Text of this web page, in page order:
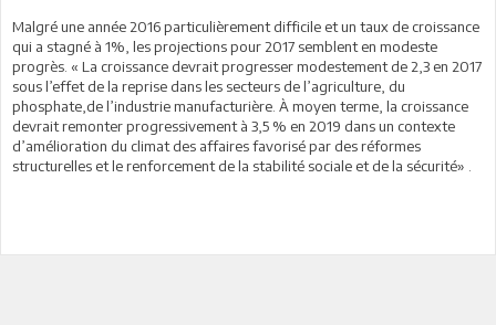
Malgré une année 2016 particulièrement difficile et un taux de croissance
qui a stagné à 1%, les projections pour 2017 semblent en modeste
progrès. « La croissance devrait progresser modestement de 2,3 en 2017
sous l’effet de la reprise dans les secteurs de l’agriculture, du
phosphate,de l’industrie manufacturière. À moyen terme, la croissance
devrait remonter progressivement à 3,5 % en 2019 dans un contexte
d’amélioration du climat des affaires favorisé par des réformes
structurelles et le renforcement de la stabilité sociale et de la sécurité» .